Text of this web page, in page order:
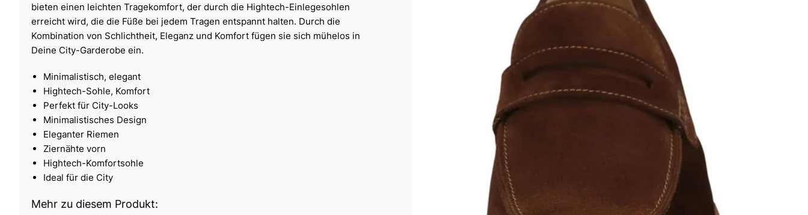
bieten einen leichten Tragekomfort, der durch die Hightech-Einlegesohlen
erreicht wird, die die Füße bei jedem Tragen entspannt halten. Durch die
Kombination von Schlichtheit, Eleganz und Komfort fügen sie sich mühelos in
Deine City-Garderobe ein.
Minimalistisch, elegant
Hightech-Sohle, Komfort
Perfekt für City-Looks
Minimalistisches Design
Eleganter Riemen
Ziernähte vorn
Hightech-Komfortsohle
Ideal für die City
Mehr zu diesem Produkt: